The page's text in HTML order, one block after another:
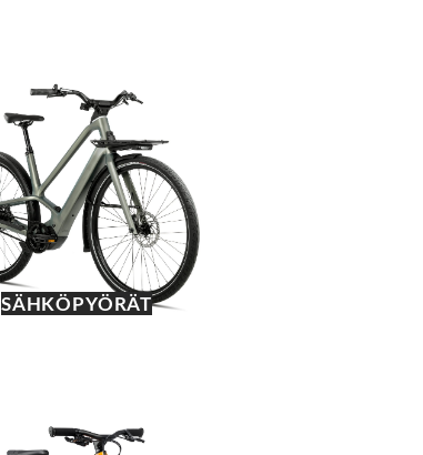
SÄHKÖPYÖRÄT